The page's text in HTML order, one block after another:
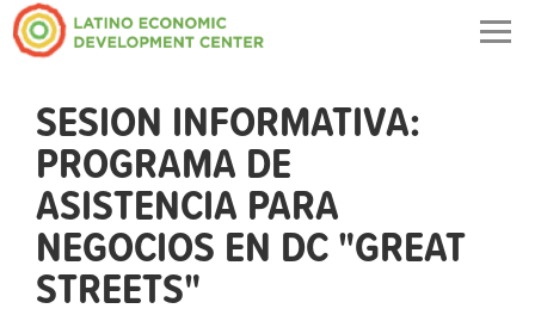
SESION INFORMATIVA:
PROGRAMA DE
ASISTENCIA PARA
NEGOCIOS EN DC "GREAT
STREETS"